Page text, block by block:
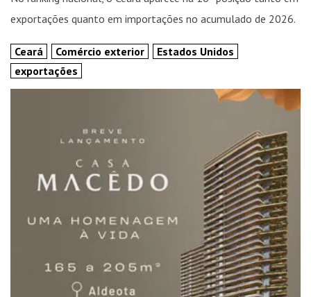
exportações quanto em importações no acumulado de 2026.
Ceará Comércio exterior
Estados Unidos
exportações